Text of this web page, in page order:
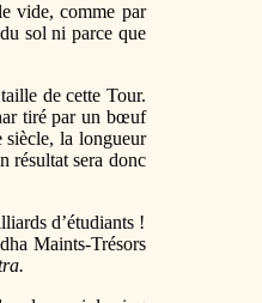
vide, comme par
sol ni parce que
de cette Tour.
tiré par un bœuf
la longueur
résultat sera donc
d’étudiants !
Maints-Trésors